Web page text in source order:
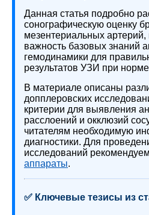
Данная статья подробно
сонографическую оценку
мезентериальных артерий,
важность базовых знаний
гемодинамики для
результатов УЗИ при
В материале описаны
допплеровских
критерии для выявления
расслоений и окклюзий
читателям необходимую
диагностики. Для
исследований
аппараты.
✅ Ключевые тезисы из